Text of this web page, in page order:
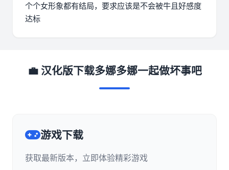
个个女形象都有结局，要求应该是不会被牛且好感度
达标
💼 汉化版下载多娜多娜一起做坏事吧
游戏下载
获取最新版本，立即体验精彩游戏